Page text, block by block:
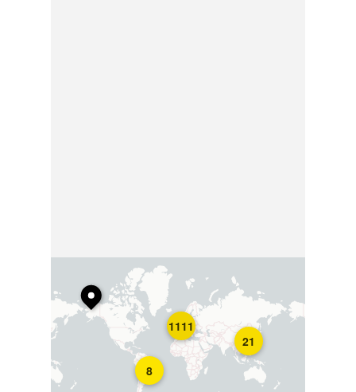
8
21
1111